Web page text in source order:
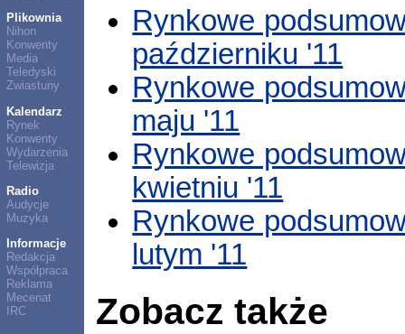
Plikownia
Nihon
Konwenty
Media
Teledyski
Zwiastuny
Kalendarz
Rynek
Konwenty
Wydarzenia
Telewizja
Radio
Audycje
Muzyka
Informacje
Redakcja
Współpraca
Reklama
Mecenat
IRC
Rynkowe
październiku '11
Rynkowe
maju '11
Rynkowe
kwietniu '11
Rynkowe
lutym '11
Zobacz także